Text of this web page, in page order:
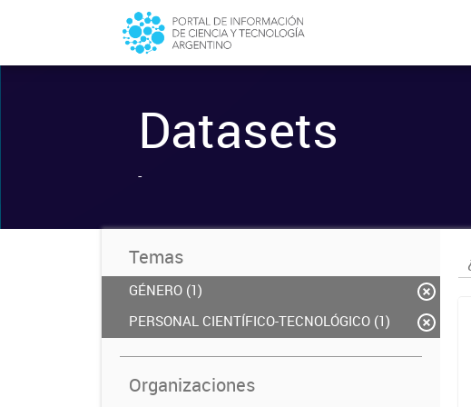
Datasets
-
Temas
GÉNERO (1)
PERSONAL CIENTÍFICO-TECNOLÓGICO (1)
Organizaciones